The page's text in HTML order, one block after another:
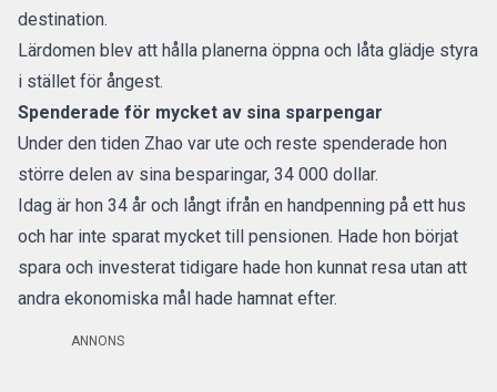
destination.
Lärdomen blev att hålla planerna öppna och låta glädje styra
i stället för ångest.
Spenderade för mycket av sina sparpengar
Under den tiden Zhao var ute och reste spenderade hon
större delen av sina besparingar, 34 000 dollar.
Idag är hon 34 år och långt ifrån en handpenning på ett hus
och har inte sparat mycket till pensionen. Hade hon börjat
spara och investerat tidigare hade hon kunnat resa utan att
andra ekonomiska mål hade hamnat efter.
ANNONS